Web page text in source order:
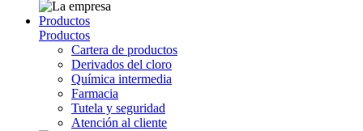
Productos
Productos
Cartera de productos
Derivados del cloro
Química intermedia
Farmacia
Tutela y seguridad
Atención al cliente